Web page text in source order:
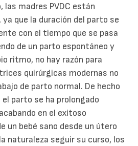
las madres PVDC están
que la duración del parto se
con el tiempo que se pasa
de un parto espontáneo y
ritmo, no hay razón para
quirúrgicas modernas no
de parto normal. De hecho
parto se ha prolongado
en el exitoso
un bebé sano desde un útero
naturaleza seguir su curso, los